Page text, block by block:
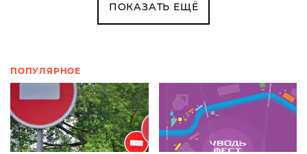
ПОКАЗАТЬ ЕЩЁ
ПОПУЛЯРНОЕ